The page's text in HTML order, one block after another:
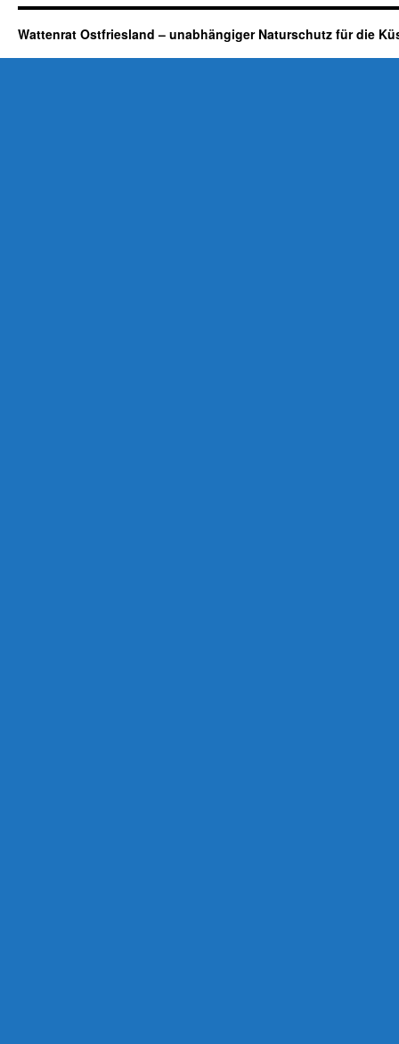
Wattenrat Ostfriesland – unabhängiger Naturschutz für die